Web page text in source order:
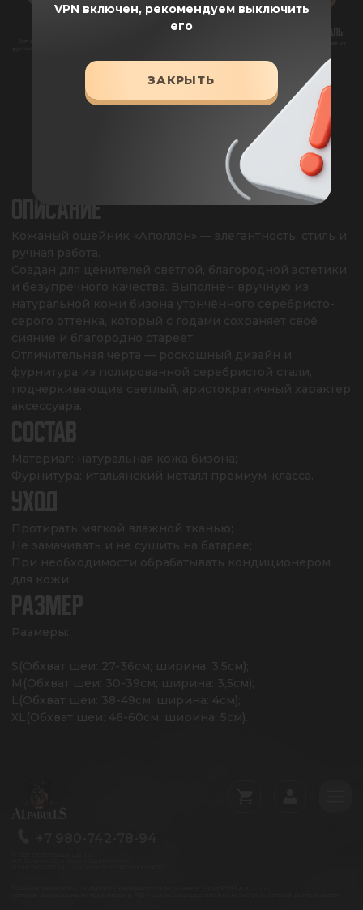
ХАРАКТЕРИСТИКИ
ОПИСАНИЕ
Кожаный ошейник «Аполлон» — элегантность, стиль и
ручная работа.
Создан для ценителей светлой, благородной эстетики
и безупречного качества. Выполнен вручную из
натуральной кожи бизона утончённого серебристо-
серого оттенка, который с годами сохраняет своё
сияние и благородно стареет.
Отличительная черта — роскошный дизайн и
фурнитура из полированной серебристой стали,
подчеркивающие светлый, аристократичный характер
аксессуара.
СОСТАВ
Материал: натуральная кожа бизона;
Фурнитура: итальянский металл премиум-класса.
УХОД
Протирать мягкой влажной тканью;
Не замачивать и не сушить на батарее;
При необходимости обрабатывать кондиционером
для кожи.
РАЗМЕР
Размеры:
S(Обхват шеи: 27-36см; ширина: 3,5см);
M(Обхват шеи: 30-39см; ширина: 3,5см);
L(Обхват шеи: 38-49см; ширина: 4см);
XL(Обхват шеи: 46-60см; ширина: 5см).
VPN включен, рекомендуем выключить
его
ЗАКРЫТЬ